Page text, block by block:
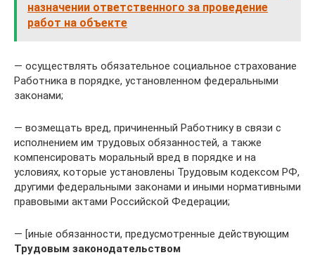
назначении ответственного за проведение
работ на объекте
— осуществлять обязательное социальное страхование
Работника в порядке, установленном федеральными
законами;
— возмещать вред, причиненный Работнику в связи с
исполнением им трудовых обязанностей, а также
компенсировать моральный вред в порядке и на
условиях, которые установлены Трудовым кодексом РФ,
другими федеральными законами и иными нормативными
правовыми актами Российской Федерации;
— [иные обязанности, предусмотренные действующим
Трудовым законодательством